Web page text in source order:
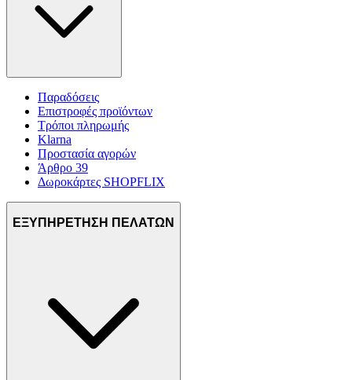
Παραδόσεις
Επιστροφές προϊόντων
Τρόποι πληρωμής
Klarna
Προστασία αγορών
Άρθρο 39
Δωροκάρτες SHOPFLIX
ΕΞΥΠΗΡΕΤΗΣΗ ΠΕΛΑΤΩΝ